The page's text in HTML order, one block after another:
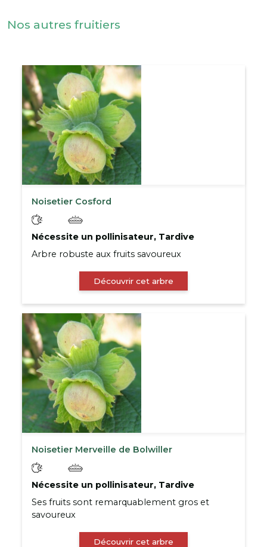
Nos autres fruitiers
Noisetier Cosford
Nécessite un pollinisateur, Tardive
Arbre robuste aux fruits savoureux
Découvrir cet arbre
Noisetier Merveille de Bolwiller
Nécessite un pollinisateur, Tardive
Ses fruits sont remarquablement gros et
savoureux
Découvrir cet arbre